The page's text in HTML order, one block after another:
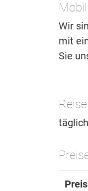
Wir
mit
Sie
täglich